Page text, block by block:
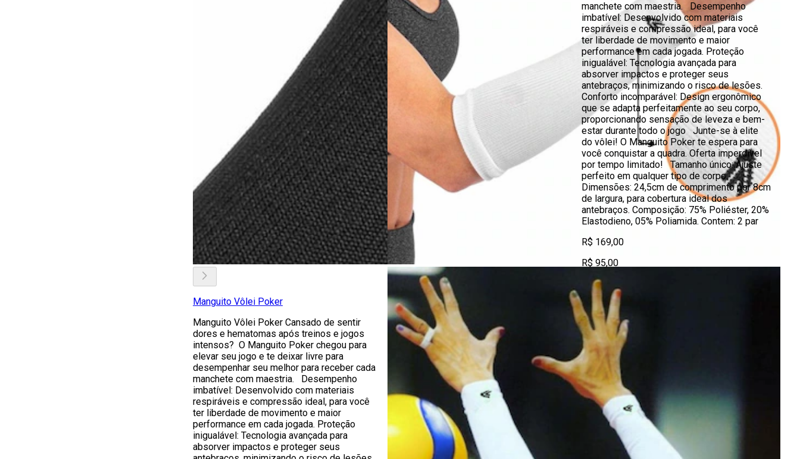
Manguito Vôlei Poker
Manguito Vôlei Poker Cansado de sentir
dores e hematomas após treinos e jogos
intensos? O Manguito Poker chegou para
elevar seu jogo e te deixar livre para
desempenhar seu melhor para receber cada
manchete com maestria. Desempenho
imbatível: Desenvolvido com materiais
respiráveis e compressão ideal, para você
ter liberdade de movimento e maior
performance em cada jogada. Proteção
inigualável: Tecnologia avançada para
absorver impactos e proteger seus
manchete com maestria. Desempenho
imbatível: Desenvolvido com materiais
respiráveis e compressão ideal, para você
ter liberdade de movimento e maior
performance em cada jogada. Proteção
inigualável: Tecnologia avançada para
absorver impactos e proteger seus
antebraços, minimizando o risco de lesões.
Conforto incomparável: Design ergonômico
que se adapta perfeitamente ao seu corpo,
proporcionando sensação de leveza e bem-
estar durante todo o jogo Junte-se à elite
do vôlei! O Manguito Poker te espera para
você conquistar a quadra. Oferta imperdível
por tempo limitado! Tamanho único: Ajuste
perfeito em qualquer tipo de corpo.
Dimensões: 24,5cm de comprimento por 8cm
de largura, para cobertura ideal dos
antebraços. Composição: 75% Poliéster, 20%
Elastodieno, 05% Poliamida. Contem: 2 par
R$ 169,00
R$ 95,00